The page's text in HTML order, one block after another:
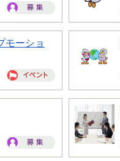
モーショ